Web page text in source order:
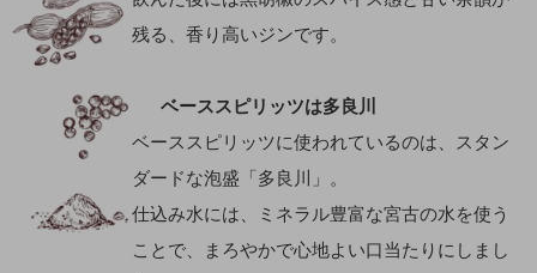
残る、香り高いジンです。
ベーススピリッツは多良川
ベーススピリッツに使われているのは、スタン
ダードな泡盛「多良川」。
仕込み水には、ミネラル豊富な宮古の水を使う
ことで、まろやかで心地よい口当たりにしまし